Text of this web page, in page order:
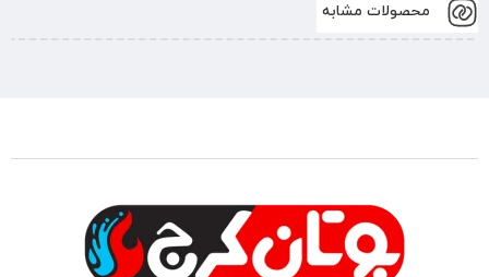
محصولات مشابه